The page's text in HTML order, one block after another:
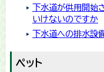
下水道が供用開始
いけないのですか
下水道への排水設
ペット